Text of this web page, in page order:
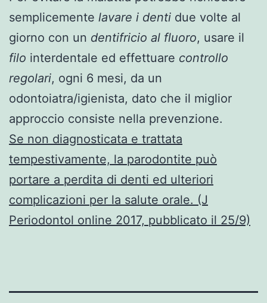
semplicemente lavare i denti due volte al
giorno con un dentifricio al fluoro, usare il
filo interdentale ed effettuare controllo
regolari, ogni 6 mesi, da un
odontoiatra/igienista, dato che il miglior
approccio consiste nella prevenzione.
Se non diagnosticata e trattata
tempestivamente, la parodontite può
portare a perdita di denti ed ulteriori
complicazioni per la salute orale. (J
Periodontol online 2017, pubblicato il 25/9)